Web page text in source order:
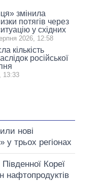
змінила
потягів через
у східних
2026, 12:58
кількість
російської
13:33
нові
у трьох регіонах
Кореї
нафтопродуктів